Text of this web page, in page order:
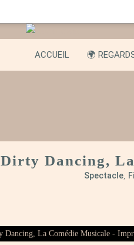
ACCUEIL 🌍
Dirty Dancing,
Spectacle,